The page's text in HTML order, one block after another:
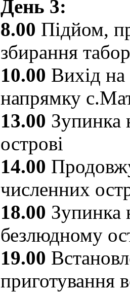
День 3:
8.00 Підйом,
збирання
10.00 Вихід
напрямку
13.00 Зупинка
острові
14.00
численних
18.00 Зупинка
безлюдному
19.00
приготування